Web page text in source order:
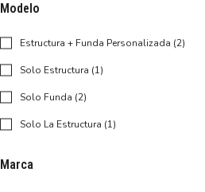
Modelo
Estructura + Funda Personalizada (2)
Solo Estructura (1)
Solo Funda (2)
Solo La Estructura (1)
Marca